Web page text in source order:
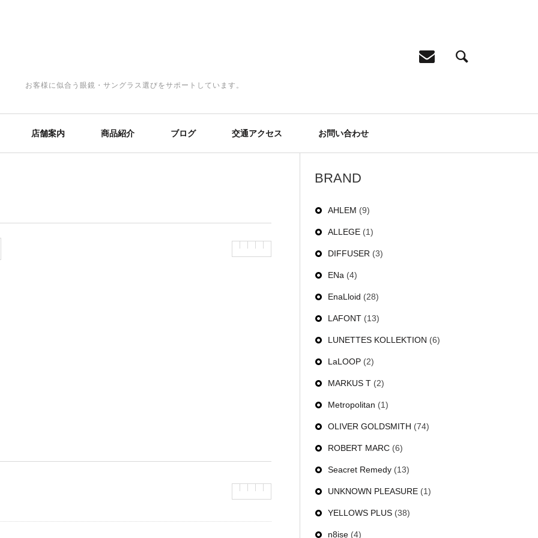
お客様に似合う眼鏡・サングラス選びをサポートしています。
店舗案内 商品紹介 ブログ 交通アクセス お問い合わせ
BRAND
AHLEM (9)
ALLEGE (1)
DIFFUSER (3)
ENa (4)
EnaLloid (28)
LAFONT (13)
LUNETTES KOLLEKTION (6)
LaLOOP (2)
MARKUS T (2)
Metropolitan (1)
OLIVER GOLDSMITH (74)
ROBERT MARC (6)
Seacret Remedy (13)
UNKNOWN PLEASURE (1)
YELLOWS PLUS (38)
n8ise (4)